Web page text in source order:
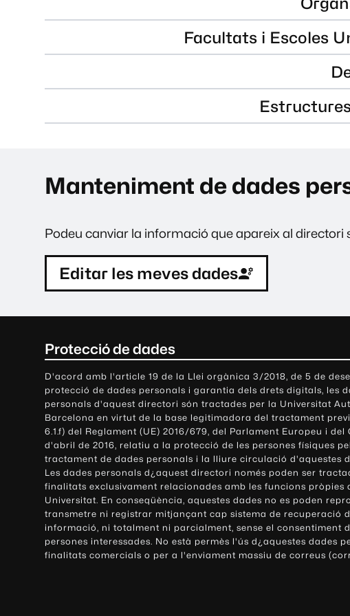
Facultats i Escoles
Manteniment de dades
Podeu canviar la informació que apareix al directori
Editar les meves dades
Protecció de dades
D'acord amb l'article 19 de la Llei orgànica 3/2018, de 5 de
protecció de dades personals i garantia dels drets digitals, les
personals d'aquest directori són tractades per la Universitat
Barcelona en virtut de la base legitimadora del tractament
6.1.f) del Reglament (UE) 2016/679, del Parlament Europeu i del
d'abril de 2016, relatiu a la protecció de les persones físiques
tractament de dades personals i la lliure circulació d'aquestes
Les dades personals d¿aquest directori només poden ser
finalitats exclusivament relacionades amb les funcions pròpies
Universitat. En conseqüència, aquestes dades no es poden
transmetre ni registrar mitjançant cap sistema de recuperació
informació, ni totalment ni parcialment, sense el consentiment
persones interessades. No està permès l'ús d¿aquestes dades
finalitats comercials o per a l'enviament massiu de correus